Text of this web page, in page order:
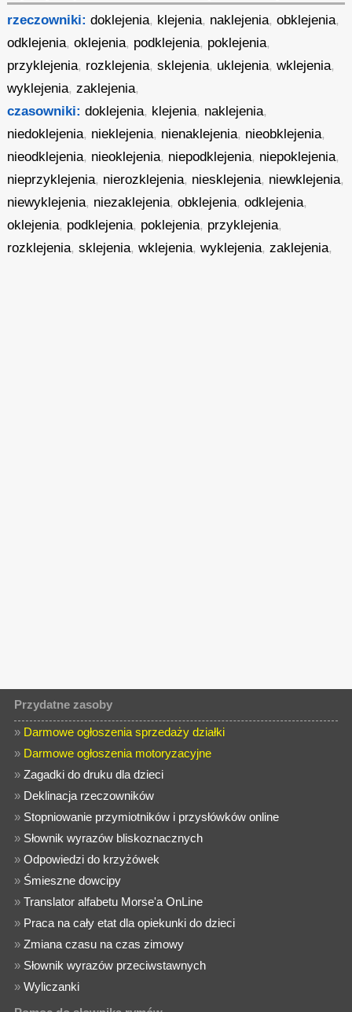
rzeczowniki: doklejenia, klejenia, naklejenia,obklejenia,
odklejenia,oklejenia, podklejenia, poklejenia,
przyklejenia, rozklejenia,sklejenia, uklejenia,wklejenia,
wyklejenia,zaklejenia,
czasowniki: doklejenia, klejenia, naklejenia,
niedoklejenia, nieklejenia, nienaklejenia, nieobklejenia,
nieodklejenia, nieoklejenia, niepodklejenia, niepoklejenia,
nieprzyklejenia, nierozklejenia, niesklejenia, niewklejenia,
niewyklejenia, niezaklejenia,obklejenia,odklejenia,
oklejenia, podklejenia, poklejenia, przyklejenia,
rozklejenia,sklejenia,wklejenia,wyklejenia,zaklejenia,
Przydatne zasoby
» Darmowe ogłoszenia sprzedaży działki
» Darmowe ogłoszenia motoryzacyjne
»Zagadki do druku dla dzieci
» Deklinacja rzeczowników
» Stopniowanie przymiotników i przysłówków online
» Słownik wyrazów bliskoznacznych
»Odpowiedzi do krzyżówek
» Śmieszne dowcipy
»Translator alfabetu Morse'a OnLine
» Praca na cały etat dla opiekunki do dzieci
»Zmiana czasu na czas zimowy
» Słownik wyrazów przeciwstawnych
»Wyliczanki